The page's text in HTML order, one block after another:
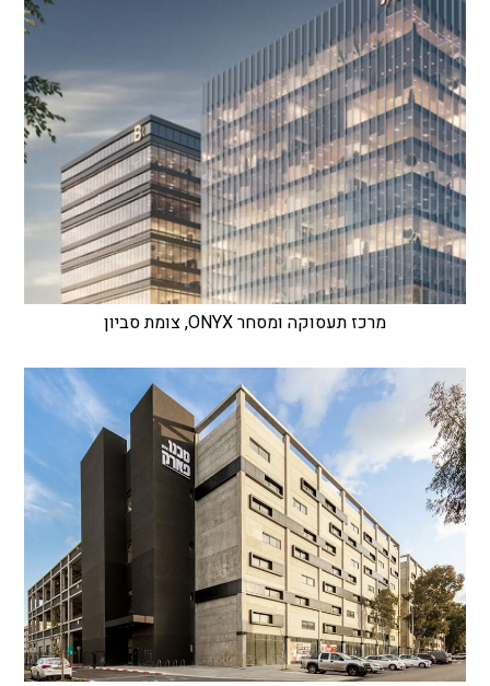
מרכז תעסוקה ומסחר ONYX, צומת סביון